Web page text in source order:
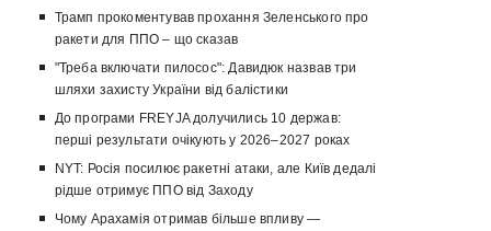
Трамп прокоментував прохання Зеленського про
ракети для ППО – що сказав
"Треба включати пилосос": Давидюк назвав три
шляхи захисту України від балістики
До програми FREYJA долучились 10 держав:
перші результати очікують у 2026–2027 роках
NYT: Росія посилює ракетні атаки, але Київ дедалі
рідше отримує ППО від Заходу
Чому Арахамія отримав більше впливу —